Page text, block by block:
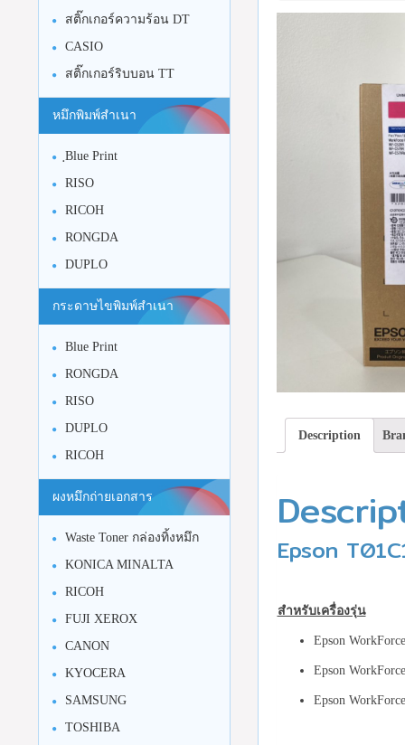
Description
Epson
สำหรับเครื่องรุ่น
Epson
Epson
Epson
สติ๊กเกอร์ความร้อน DT
CASIO
สติ๊กเกอร์ริบบอน TT
หมึกพิมพ์สำเนา
ฺBlue Print
RISO
RICOH
RONGDA
DUPLO
กระดาษไขพิมพ์สำเนา
Blue Print
RONGDA
RISO
DUPLO
RICOH
ผงหมึกถ่ายเอกสาร
Waste Toner กล่องทิ้งหมึก
KONICA MINALTA
RICOH
FUJI XEROX
CANON
KYOCERA
SAMSUNG
TOSHIBA